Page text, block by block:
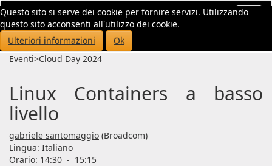
Questo sito si serve dei cookie per fornire servizi. Utilizzando
questo sito acconsenti all'utilizzo dei cookie.
Ulteriori informazioni
Ok
Eventi>Cloud Day 2024
Linux Containers a basso
livello
gabriele santomaggio (Broadcom)
Lingua: Italiano
Orario: 14:30 - 15:15